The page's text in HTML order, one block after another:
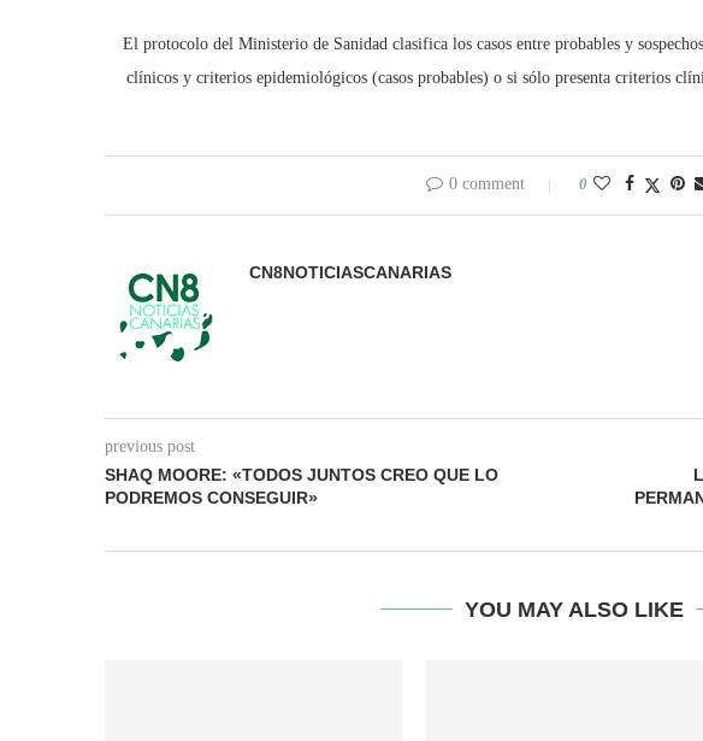
El protocolo del Ministerio de Sanidad clasifica los casos entre probables y
clínicos y criterios epidemiológicos (casos probables) o si sólo presenta criterios
0 comment 0
CN8NOTICIASCANARIAS
previous post
SHAQ MOORE: «TODOS JUNTOS CREO QUE LO
PODREMOS CONSEGUIR»
YOU MAY ALSO LIKE